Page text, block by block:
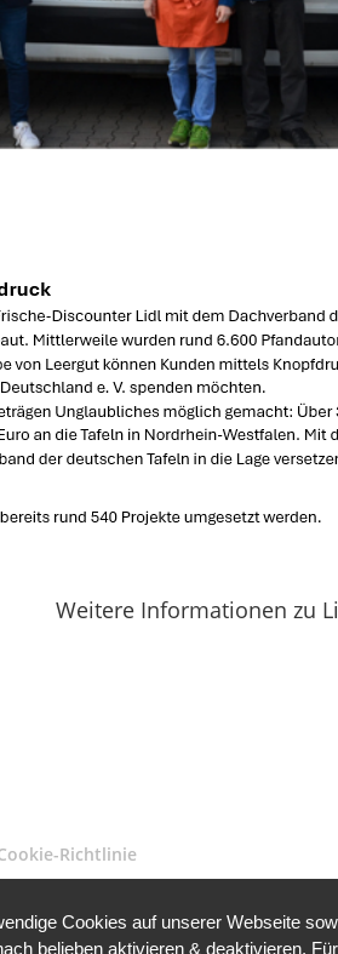
Weitere Informationen zu
Richtlinie
Cookies auf unserer Webseite
belieben aktivieren & deaktivieren.